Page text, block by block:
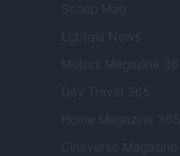
Scoop Mag
Lgbtqia News
Motors Magazine 365
Day Travel 365
Home Magazine 365
Cineverse Magazine